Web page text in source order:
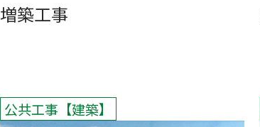
増築工事
公共工事 建築